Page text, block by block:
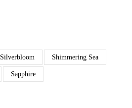
Silverbloom Shimmering Sea
Sapphire